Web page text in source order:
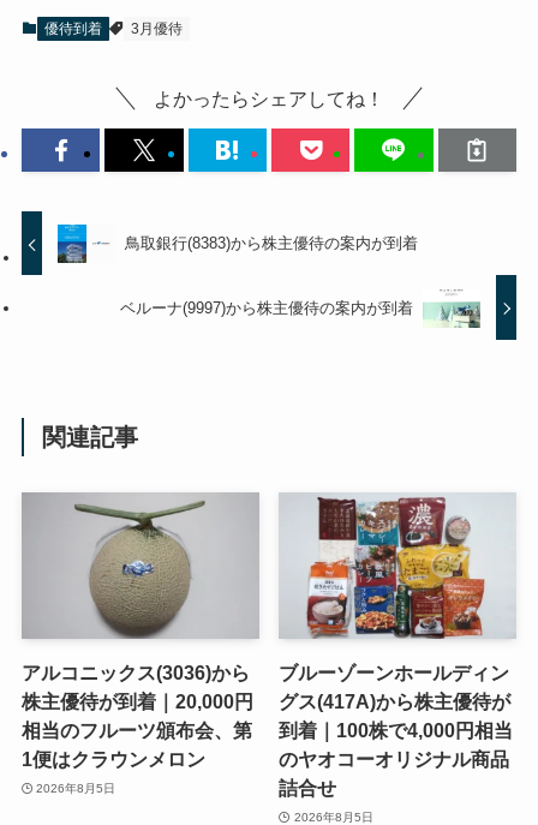
優待到着 3月優待
よかったらシェアしてね！
鳥取銀行(8383)から株主優待の案内が到着
ベルーナ(9997)から株主優待の案内が到着
関連記事
アルコニックス(3036)から
株主優待が到着｜20,000円
相当のフルーツ頒布会、第
1便はクラウンメロン
2026年8月5日
ブルーゾーンホールディン
グス(417A)から株主優待が
到着｜100株で4,000円相当
のヤオコーオリジナル商品
詰合せ
2026年8月5日